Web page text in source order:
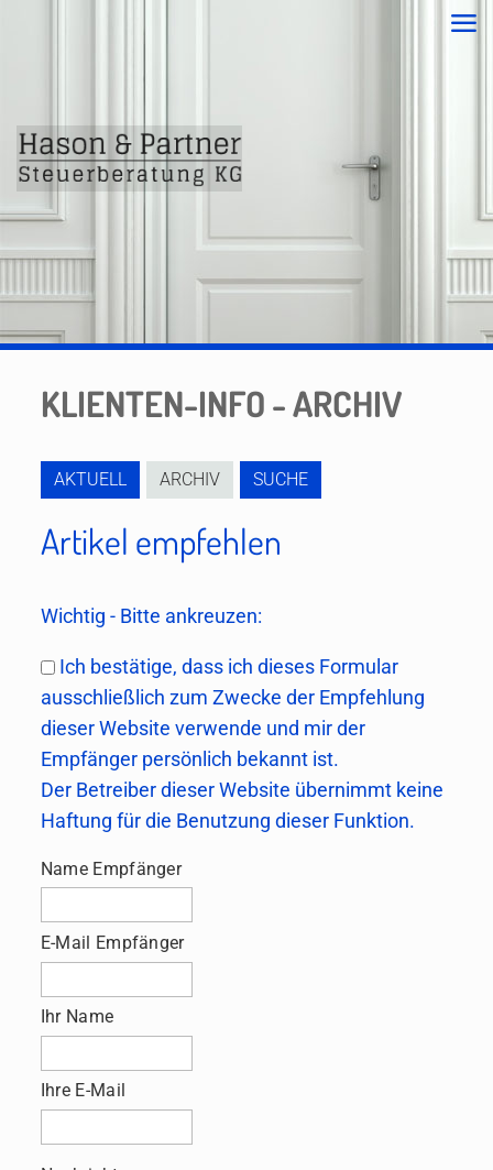
KLIENTEN-INFO - ARCHIV
AKTUELL ARCHIV SUCHE
Artikel empfehlen
Wichtig - Bitte ankreuzen:
Ich bestätige, dass ich dieses Formular
ausschließlich zum Zwecke der Empfehlung
dieser Website verwende und mir der
Empfänger persönlich bekannt ist.
Der Betreiber dieser Website übernimmt keine
Haftung für die Benutzung dieser Funktion.
Name Empfänger
E-Mail Empfänger
Ihr Name
Ihre E-Mail